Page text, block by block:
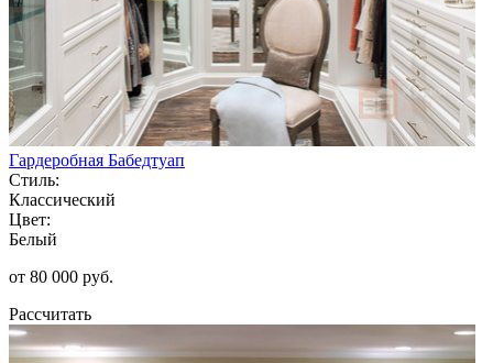
Гардеробная Бабедтуап
Стиль:
Классический
Цвет:
Белый
от 80 000 руб.
Рассчитать